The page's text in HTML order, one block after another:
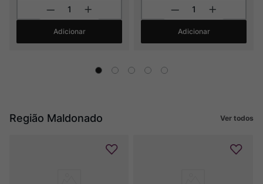
Adicionar Adicionar
Região Maldonado Ver todos